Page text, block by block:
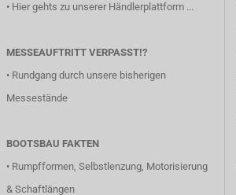
• Hier gehts zu unserer Händlerplattform ...
MESSEAUFTRITT VERPASST!?
• Rundgang durch unsere bisherigen
Messestände
BOOTSBAU FAKTEN
• Rumpfformen, Selbstlenzung, Motorisierung
& Schaftlängen